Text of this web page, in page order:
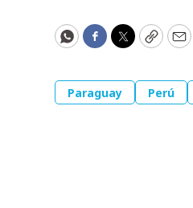
WhatsApp
Facebook
Twitter
Copy
Paraguay Perú